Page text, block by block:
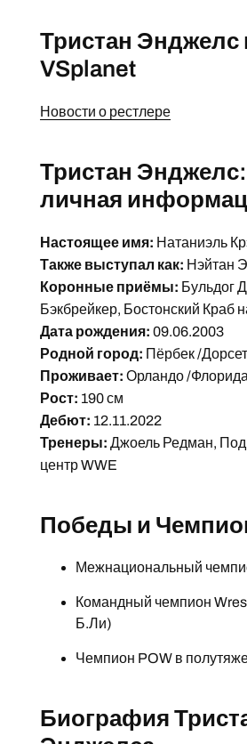
Тристан Энджелс
VSplanet
Новости о рестлере
Тристан
личная
Настоящее имя: Натаниэль
Также выступал как: Нэйтан
Коронные приёмы: Бульдог
Бэкбрейкер, Бостонский Краб
Дата рождения: 09.06.2003
Родной город: Пёрбек /
Проживает: Орландо /
Рост: 190 см
Дебют: 12.11.2022
Тренеры: Джоель Редман,
центр WWE
Победы и
Межнациональный
Командный чемпион
Б.Ли)
Чемпион POW в
Биография